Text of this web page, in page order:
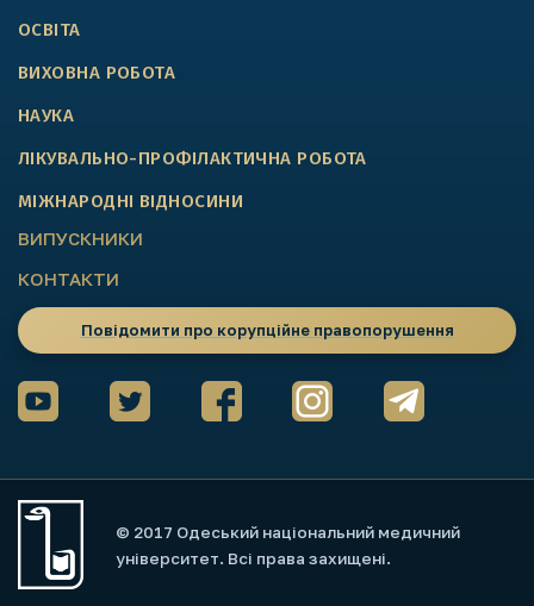
ОСВІТА
ВИХОВНА РОБОТА
НАУКА
ЛІКУВАЛЬНО-ПРОФІЛАКТИЧНА РОБОТА
МІЖНАРОДНІ ВІДНОСИНИ
ВИПУСКНИКИ
КОНТАКТИ
Повідомити про корупційне правопорушення
© 2017 Одеський національний медичний
університет. Всі права захищені.